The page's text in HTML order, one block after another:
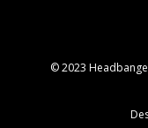
© 2023